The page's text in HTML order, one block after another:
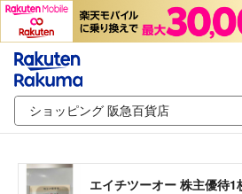
エイチツーオー 株主優待